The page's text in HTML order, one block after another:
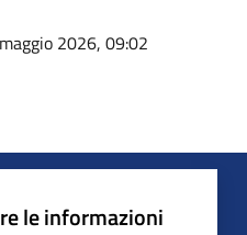
2026, 09:02
le informazioni